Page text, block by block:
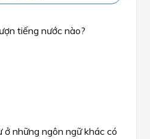
tiếng nước nào?
những ngôn ngữ khác có